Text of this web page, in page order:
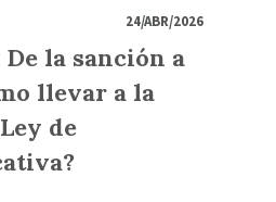
24/ABR/2026
la sanción a
llevar a la
de